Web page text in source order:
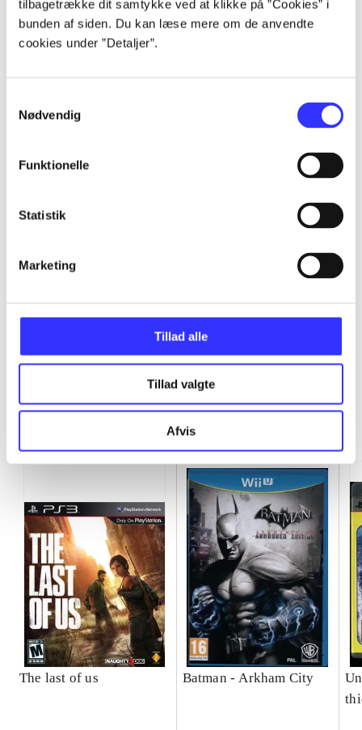
tilbagetrække dit samtykke ved at klikke på ”Cookies” i
bunden af siden. Du kan læse mere om de anvendte
cookies under ”Detaljer”.
Nødvendig
Funktionelle
Statistik
Marketing
Tillad alle
Tillad valgte
Afvis
Artikler
Alle registrerede artikler fordelt på udgivelser
The last of us Batman - Arkham City